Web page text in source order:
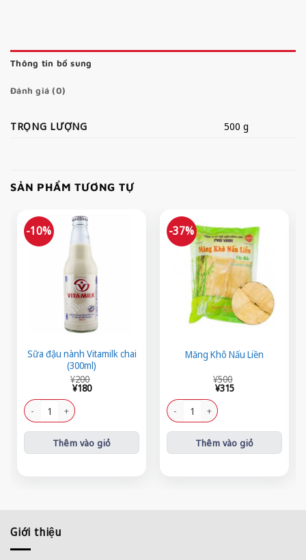
Thông tin bổ sung
Đánh giá (0)
TRỌNG LƯỢNG 500 g
SẢN PHẨM TƯƠNG TỰ
-10%
Sữa đậu nành Vitamilk chai
(300ml)
¥200
¥200.
¥180
tại
là:
¥180.
Sữa đậu nành Vitamilk chai (300ml) số lượng
Thêm vào giỏ
-37%
Măng Khô Nấu Liền
¥500
¥500.
¥315
tại
là:
¥315.
Măng Khô Nấu Liền số lượng
Thêm vào giỏ
Giới thiệu